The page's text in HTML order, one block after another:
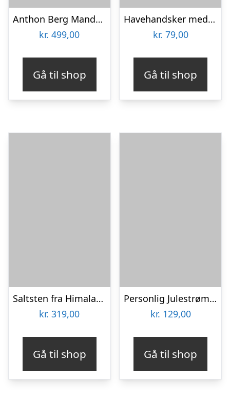
Anthon Berg Mandelæg Bland-selv-slik 2 kg
kr. 499,00
Gå til shop
Havehandsker med Klør – Spralla
kr. 79,00
Gå til shop
Saltsten fra Himalaya – KitchPro
kr. 319,00
Gå til shop
Personlig Julestrømpe med Tekst
kr. 129,00
Gå til shop